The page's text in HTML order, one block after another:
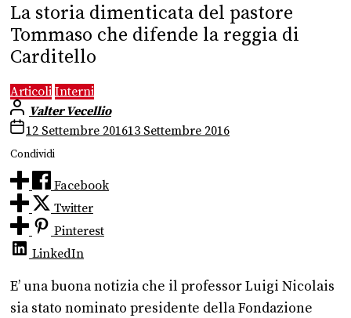
La storia dimenticata del pastore
Tommaso che difende la reggia di
Carditello
Articoli Interni
Valter Vecellio
12 Settembre 201613 Settembre 2016
Condividi
Facebook
Twitter
Pinterest
LinkedIn
E’ una buona notizia che il professor Luigi Nicolais
sia stato nominato presidente della Fondazione